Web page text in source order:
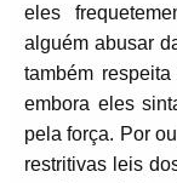
eles
alguém abusar
também
embora eles
pela força. Por
restritivas leis